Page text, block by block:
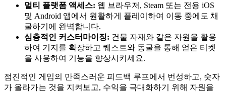
멀티 플랫폼 액세스: 웹 브라우저, Steam 또는 전용 iOS
및 Android 앱에서 원활하게 플레이하여 이동 중에도 채
굴하기에 완벽합니다.
심층적인 커스터마이징: 건물 자재와 같은 자원을 활용
하여 기지를 확장하고 퀘스트와 동굴을 통해 얻은 티켓
을 사용하여 기능을 향상시키세요.
점진적인 게임의 만족스러운 피드백 루프에서 번성하고, 숫자
가 올라가는 것을 지켜보고, 수익을 극대화하기 위해 자원을